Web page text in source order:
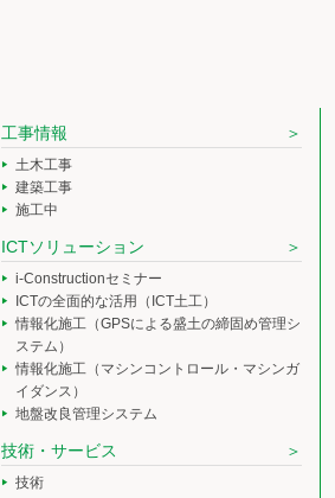
工事情報
土木工事
建築工事
施工中
ICTソリューション
i-Constructionセミナー
ICTの全面的な活用（ICT土工）
情報化施工（GPSによる盛土の締固め管理シ
ステム）
情報化施工（マシンコントロール・マシンガ
イダンス）
地盤改良管理システム
技術・サービス
技術